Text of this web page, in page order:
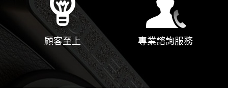
顧客至上 專業諮詢服務